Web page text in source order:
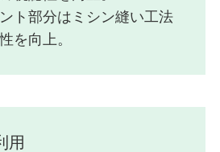
ト部分はミシン縫い工法
を向上。
用